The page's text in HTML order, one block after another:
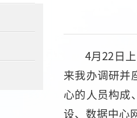
4月22日
来我办调研并
心的人员构成
设、数据中心